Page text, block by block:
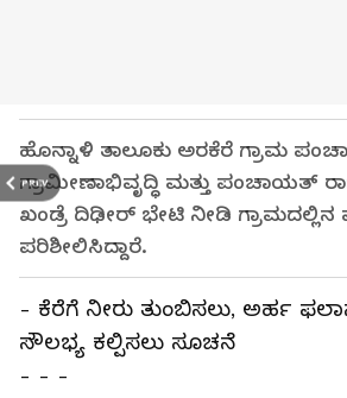
PREV
ಹೊನ್ನಾ‍ಳಿ ತಾಲೂಕು ಅರಕೆರೆ ಗ್ರಾಮ
ಗ್ರಾಮೀಣಾಭಿವೃದ್ಧಿ ಮತ್ತು ಪಂಚಾಯತ್‌
ಖಂಡ್ರೆ ದಿಢೀರ್ ಭೇಟಿ ನೀಡಿ ಗ್ರಾಮದಲ್ಲಿನ
ಪರಿಶೀಲಿಸಿದ್ದಾರೆ.
- ಕೆರೆಗೆ ನೀರು ತುಂಬಿಸಲು, ಅರ್ಹ
ಸೌಲಭ್ಯ ಕಲ್ಪಿಸಲು ಸೂಚನೆ
- - -